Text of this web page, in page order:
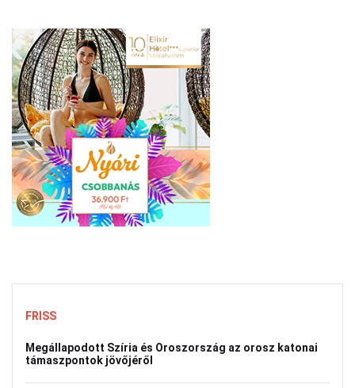
FRISS
Megállapodott Szíria és Oroszország az orosz katonai
támaszpontok jövőjéről